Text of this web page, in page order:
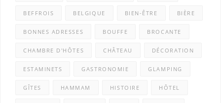
BEFFROIS BELGIQUE BIEN-ÊTRE BIÈRE
BONNES ADRESSES BOUFFE BROCANTE
CHAMBRE D'HÔTES CHÂTEAU DÉCORATION
ESTAMINETS GASTRONOMIE GLAMPING
GÎTES HAMMAM HISTOIRE HÔTEL